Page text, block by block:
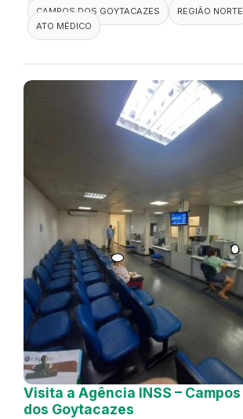
CAMPOS DOS GOYTACAZES
REGIÃO NORTE
ATO MÉDICO
Visita a Agência INSS – Campos
dos Goytacazes